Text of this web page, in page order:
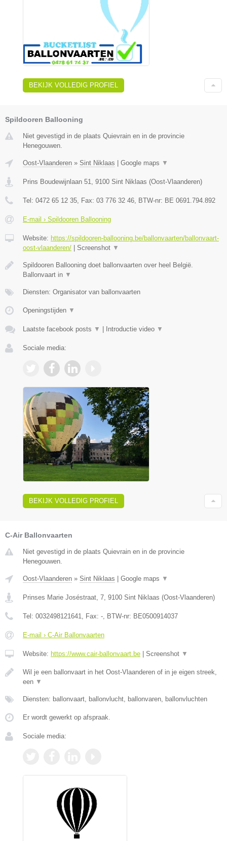
BEKIJK VOLLEDIG PROFIEL
Spildooren Ballooning
Niet gevestigd in de plaats Quievrain en in de provincie
Henegouwen.
Oost-Vlaanderen » Sint Niklaas | Google maps ▼
Prins Boudewijnlaan 51 9100 Sint Niklaas (Oost-Vlaanderen)
Tel: 0472 65 12 35 , Fax: 03 776 32 46 , BTW-nr: BE 0691.794.892
E-mail › Spildooren Ballooning
Website: https://spildooren-ballooning.be/ballonvaarten/ballonvaart-
oost-vlaanderen/ | Screenshot ▼
Spildooren Ballooning doet ballonvaarten over heel België.
Ballonvaart in ▼
Diensten: Organisator van ballonvaarten
Openingstijden ▼
Laatste facebook posts ▼ | Introductie video ▼
Sociale media:
BEKIJK VOLLEDIG PROFIEL
C-Air Ballonvaarten
Niet gevestigd in de plaats Quievrain en in de provincie
Henegouwen.
Oost-Vlaanderen » Sint Niklaas Google maps ▼
Prinses Marie Joséstraat, 7, 9100 Sint Niklaas (Oost-Vlaanderen)
Tel: 0032498121641, Fax: -, BTW-nr: BE0500914037
E-mail › C-Air Ballonvaarten
Website: https://www.cair-ballonvaart.be Screenshot ▼
Wil je een ballonvaart in het Oost-Vlaanderen of in je eigen streek,
een ▼
Diensten: ballonvaart, ballonvlucht, ballonvaren, ballonvluchten
Er wordt gewerkt op afspraak.
Sociale media: